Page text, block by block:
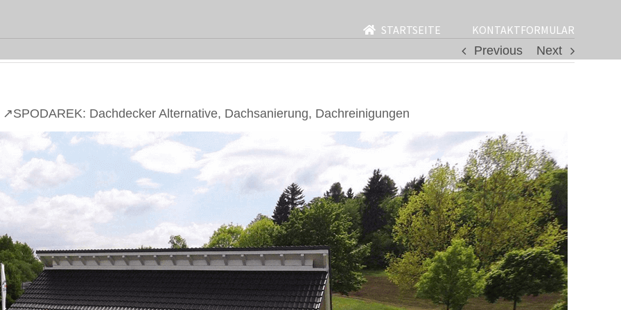
STARTSEITE
KONTAKTFORMULAR
Previous
Next
Dachdecker Alternative, Dachsanierung, Dachreinigungen